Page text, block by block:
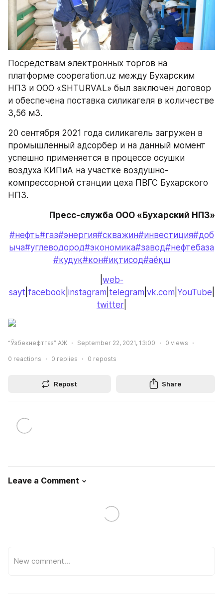
Посредствам электронных торгов на
платформе cooperation.uz между Бухарским
НПЗ и ООО «SHTURVAL» был заключен договор
и обеспечена поставка силикагеля в количестве
3,56 м3.
20 сентября 2021 года силикагель загружен в
промышленный адсорбер и на данный момент
успешно применяется в процессе осушки
воздуха КИПиА на участке воздушно-
компрессорной станции цеха ПВГС Бухарского
НПЗ.
Пресс-служба ООО «Бухарский НПЗ»
#нефть#газ#энергия#скважин#инвестиция#доб
ыча#углеводород#экономика#завод#нефтебаза
#қудуқ#кон#иқтисод#аёқш
web-
sayt facebook instagram telegram vk.com YouTube
twitter
“Ўзбекнефтгаз” АЖ September 22, 2021, 13:00 0 views
0 reactions 0 replies 0 reposts
Repost Share
Leave a Comment